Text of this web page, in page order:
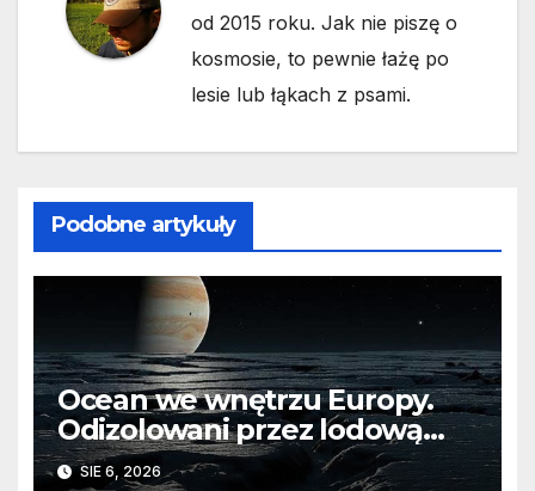
od 2015 roku. Jak nie piszę o
kosmosie, to pewnie łażę po
lesie lub łąkach z psami.
Podobne artykuły
Ocean we wnętrzu Europy.
Odizolowani przez lodową
barierę
SIE 6, 2026